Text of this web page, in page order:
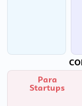
Para
Startups